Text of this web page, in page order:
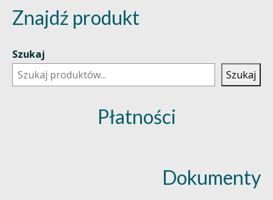
Znajdź produkt
Szukaj
Szukaj
Płatności
Dokumenty